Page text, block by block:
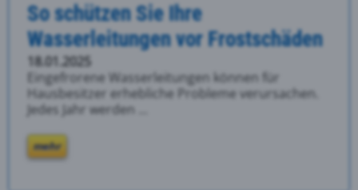
So schützen Sie Ihre
Wasserleitungen vor Frostschäden
18.01.2025
Eingefrorene Wasserleitungen können für
Hausbesitzer erhebliche Probleme verursachen.
Jedes Jahr werden ...
mehr